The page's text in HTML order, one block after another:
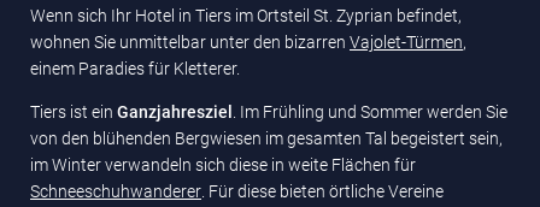
Wenn sich Ihr Hotel in Tiers im Ortsteil St. Zyprian befindet,
wohnen Sie unmittelbar unter den bizarren Vajolet-Türmen,
einem Paradies für Kletterer.
Tiers ist ein Ganzjahresziel
. Im Frühling und Sommer werden Sie
von den blühenden Bergwiesen im gesamten Tal begeistert sein,
im Winter verwandeln sich diese in weite Flächen für
Schneeschuhwanderer . Für diese bieten örtliche Vereine